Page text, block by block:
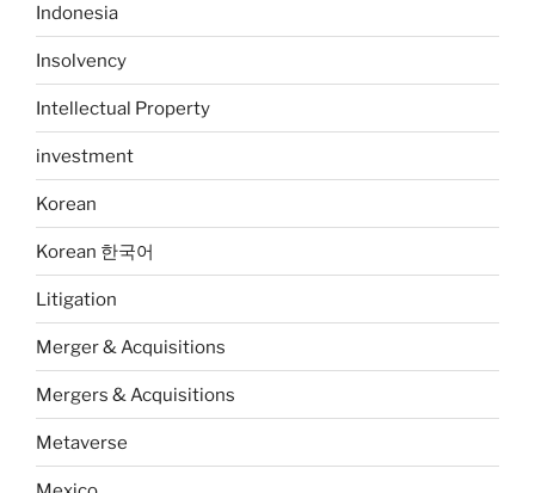
Indonesia
Insolvency
Intellectual Property
investment
Korean
Korean 한국어
Litigation
Merger & Acquisitions
Mergers & Acquisitions
Metaverse